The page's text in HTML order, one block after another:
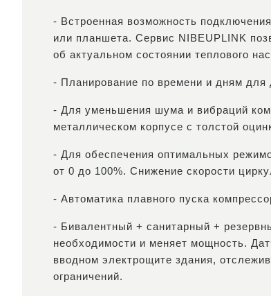
- Встроенная возможность
или планшета. Сервис NIBEUPLINK
об актуальном состоянии теплового
- Планирование по времени и дням для
- Для уменьшения шума и вибраций
металлическом корпусе с толстой
- Для обеспечения оптимальных
от 0 до 100%. Снижение скорости
- Автоматика плавного пуска
- Бивалентный + санитарный +
необходимости и меняет мощность.
вводном электрощите здания,
ограничений.